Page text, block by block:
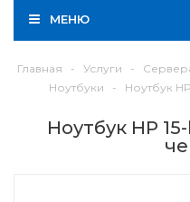
МЕНЮ
Главная - Услуги -
Ноутбуки
- Ноутбук
Ноутбук HP